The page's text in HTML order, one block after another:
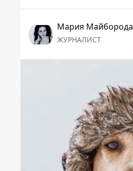
Мария Майборода
ЖУРНАЛИСТ